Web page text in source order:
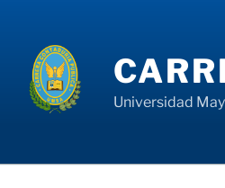
Universidad